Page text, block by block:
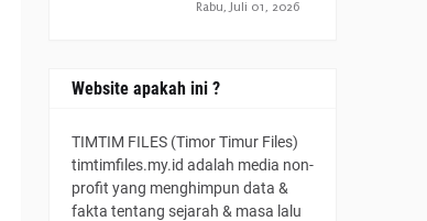
Rabu, Juli 01, 2026
Website apakah ini ?
TIMTIM FILES (Timor Timur Files)
timtimfiles.my.id adalah media non-
profit yang menghimpun data &
fakta tentang sejarah & masa lalu